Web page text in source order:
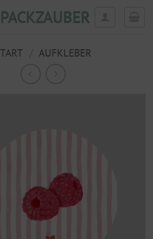
PACKZAUBER
AUFKLEBER